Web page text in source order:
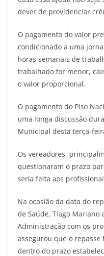
dever de providenciar
O pagamento do valor
condicionado a uma
horas semanais de
trabalhado for menor,
o valor proporcional.
O pagamento do Piso
uma longa discussão
Municipal desta terça-
Os vereadores,
questionaram o prazo
seria feita aos
Na ocasião da data do
de Saúde, Tiago Mariano
Administração com os
assegurou que o
dentro do prazo